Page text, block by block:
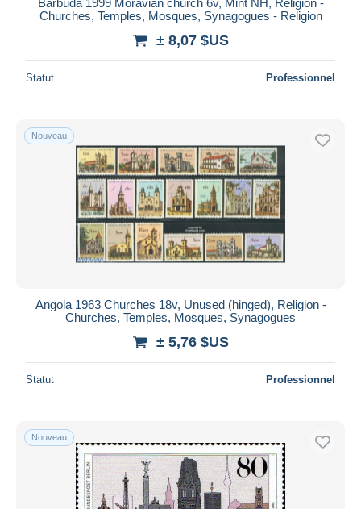
Churches, Temples, Mosques, Synagogues - Religion
± 8,07 $US
Statut Professionnel
Nouveau
Angola 1963 Churches 18v, Unused (hinged), Religion -
Churches, Temples, Mosques, Synagogues
± 5,76 $US
Statut Professionnel
Nouveau